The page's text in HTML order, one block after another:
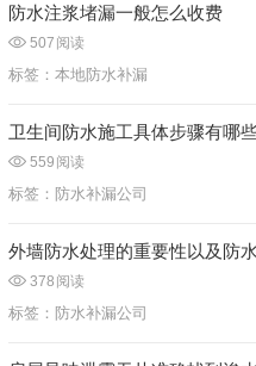
防水注浆堵漏一般怎么收费
507 阅读
标签： 本地防水补漏
卫生间防水施工具体步骤有哪
559 阅读
标签： 防水补漏公司
外墙防水处理的重要性以及防
378 阅读
标签： 防水补漏公司